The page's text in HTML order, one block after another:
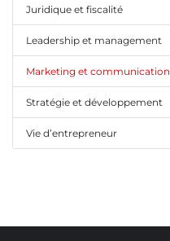
Juridique et fiscalité
Leadership et management
Marketing et communication
Stratégie et développement
Vie d’entrepreneur